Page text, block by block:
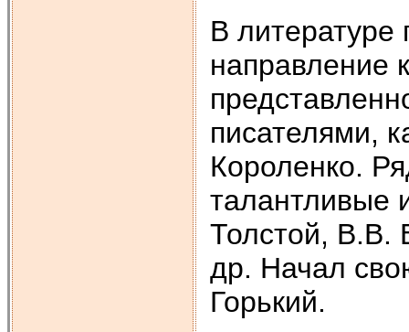
В литературе
направление
писателями,
Короленко.
талантливые
Толстой, В.В.
др. Начал
Горький.